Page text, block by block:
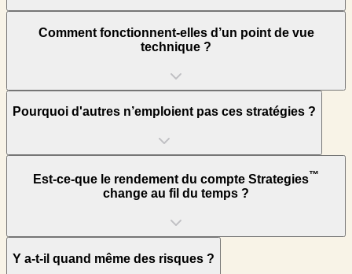
Comment fonctionnent-elles d’un point de vue
technique ?
Pourquoi d'autres n’emploient pas ces stratégies ?
Est-ce-que le rendement du compte Strategies™
change au fil du temps ?
Y a-t-il quand même des risques ?